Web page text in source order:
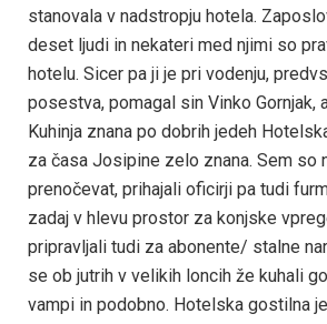
stanovala v nadstropju hotela.
deset ljudi in nekateri med njimi so
hotelu. Sicer pa ji je pri vodenju,
posestva, pomagal sin Vinko Gornjak,
Kuhinja znana po dobrih jedeh
za časa Josipine zelo znana. Sem so
prenočevat, prihajali oficirji pa tudi
zadaj v hlevu prostor za konjske
pripravljali tudi za abonente/ stalne
se ob jutrih v velikih loncih že kuhali
vampi in podobno. Hotelska gostilna